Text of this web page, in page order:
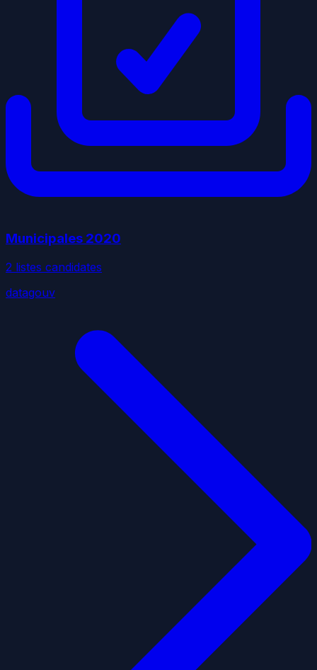
Municipales 2020
2 listes candidates
datagouv